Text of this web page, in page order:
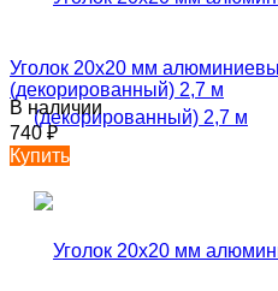
Уголок 20х20 мм
(декорированный) 2,7 м
В наличии
740 ₽
Купить